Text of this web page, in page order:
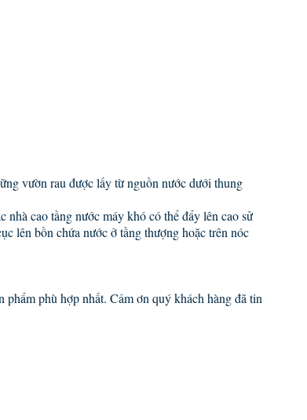
vườn rau được lấy từ nguồn nước dưới thung
cao tầng nước máy khó có thể đẩy lên cao sử
lên bồn chứa nước ở tầng thượng hoặc trên nóc
phù hợp nhất. Cảm ơn quý khách hàng đã tin